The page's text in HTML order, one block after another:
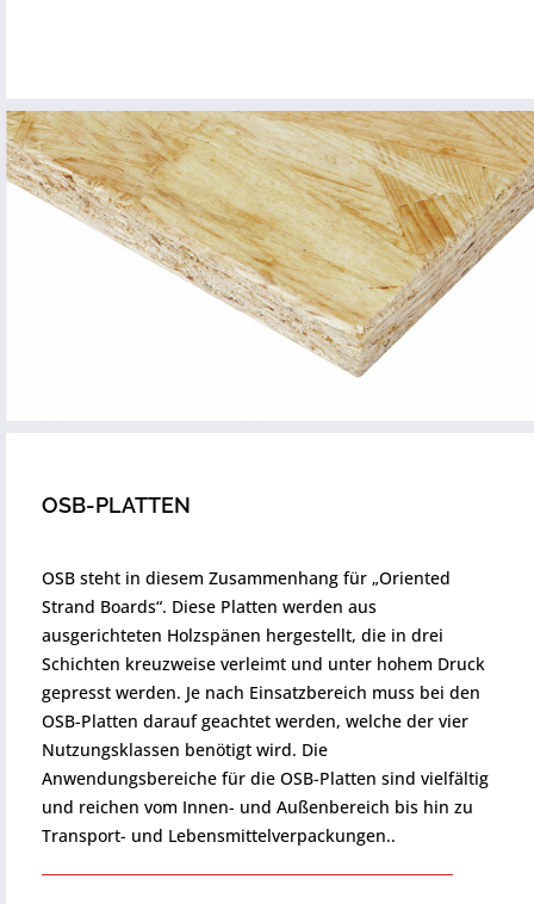
OSB-PLATTEN
OSB steht in diesem Zusammenhang für „Oriented
Strand Boards“. Diese Platten werden aus
ausgerichteten Holzspänen hergestellt, die in drei
Schichten kreuzweise verleimt und unter hohem Druck
gepresst werden. Je nach Einsatzbereich muss bei den
OSB-Platten darauf geachtet werden, welche der vier
Nutzungsklassen benötigt wird. Die
Anwendungsbereiche für die OSB-Platten sind vielfältig
und reichen vom Innen- und Außenbereich bis hin zu
Transport- und Lebensmittelverpackungen..